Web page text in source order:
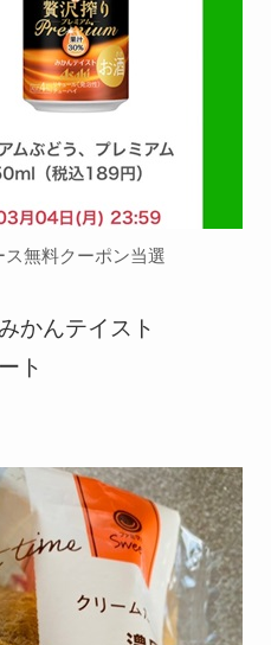
無料クーポン当選
かんテイスト
ト